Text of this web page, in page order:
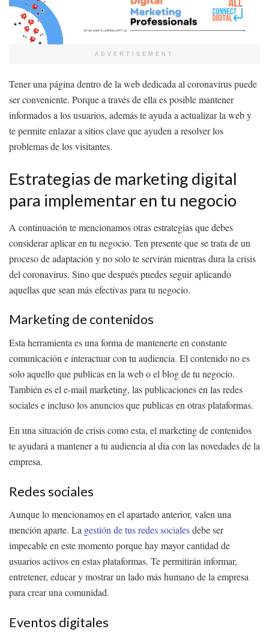
ADVERTISEMENT
Tener una página dentro de la web dedicada al coronavirus puede
ser conveniente. Porque a través de ella es posible mantener
informados a los usuarios, además te ayuda a actualizar la web y
te permite enlazar a sitios clave que ayuden a resolver los
problemas de los visitantes.
Estrategias de marketing digital
para implementar en tu negocio
A continuación te mencionamos otras estrategias que debes
considerar aplicar en tu negocio. Ten presente que se trata de un
proceso de adaptación y no solo te servirán mientras dura la crisis
del coronavirus. Sino que después puedes seguir aplicando
aquellas que sean más efectivas para tu negocio.
Marketing de contenidos
Esta herramienta es una forma de mantenerte en constante
comunicación e interactuar con tu audiencia. El contenido no es
solo aquello que publicas en la web o el blog de tu negocio.
También es el e-mail marketing, las publicaciones en las redes
sociales e incluso los anuncios que publicas en otras plataformas.
En una situación de crisis como esta, el marketing de contenidos
te ayudará a mantener a tu audiencia al día con las novedades de la
empresa.
Redes sociales
Aunque lo mencionamos en el apartado anterior, valen una
mención aparte. La gestión de tus redes socialesdebe ser
impecable en este momento porque hay mayor cantidad de
usuarios activos en estas plataformas. Te permitirán informar,
entretener, educar y mostrar un lado más humano de la empresa
para crear una comunidad.
Eventos digitales